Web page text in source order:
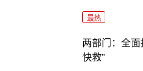
最热
两部门：全面
快救”